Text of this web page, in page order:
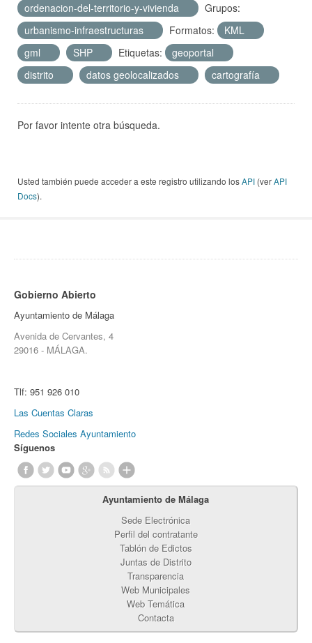
ordenacion-del-territorio-y-vivienda
Grupos:
urbanismo-infraestructuras
Formatos:
KML
gml
SHP Etiquetas:
geoportal
distrito
datos geolocalizados cartografía
Por favor intente otra búsqueda.
Usted también puede acceder a este registro utilizando losAPI (verAPI
Docs).
Gobierno Abierto
Ayuntamiento de Málaga
Avenida de Cervantes, 4
29016 - MÁLAGA.
Tlf: 951 926 010
Las Cuentas Claras
Redes Sociales Ayuntamiento
Síguenos
Ayuntamiento de Málaga
Sede Electrónica
Perfil del contratante
Tablón de Edictos
Juntas de Distrito
Transparencia
Web Municipales
Web Temática
Contacta